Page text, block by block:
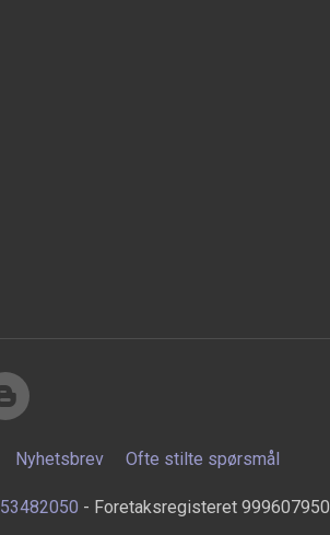
Nyhetsbrev Ofte stilte spørsmål
53482050 - Foretaksregisteret 999607950